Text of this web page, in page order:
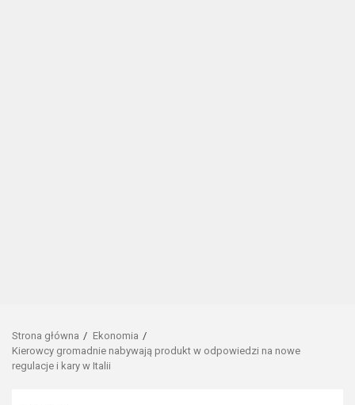
Strona główna
Ekonomia
Kierowcy gromadnie nabywają produkt w odpowiedzi na nowe
regulacje i kary w Italii